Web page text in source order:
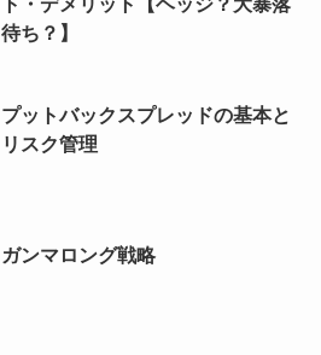
待ち？】
プットバックスプレッドの基本と
リスク管理
ガンマロング戦略